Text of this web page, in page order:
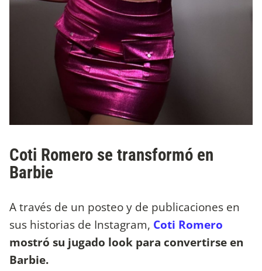
Coti Romero se transformó en
Barbie
A través de un posteo y de publicaciones en
sus historias de Instagram, Coti Romero
mostró su jugado look para convertirse en
Barbie.